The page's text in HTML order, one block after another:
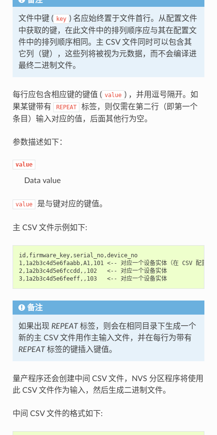
文件中键 ( key ) 名应始终置于文件首行。从配置文件
中获取的键，在此文件中的排列顺序应与其在配置文
件中的排列顺序相同。主 CSV 文件同时可以包含其
它列（键），这些列将被视为元数据，而不会编译进
最终二进制文件。
每行应包含相应键的键值 ( value ) ，并用逗号隔开。如
果某键带有
REPEAT
标签，则仅需在第二行（即第一个
条目）输入对应的值，后面其他行为空。
参数描述如下：
value
Data value
value 是与键对应的键值。
主 CSV 文件示例如下:
id,firmware_key,serial_no,device_no
1,1a2b3c4d5e6faabb,A1,101 <-- 对应一个设备实体（在 CSV 配置文
2,1a2b3c4d5e6fccdd,,102   <-- 对应一个设备实体
3,1a2b3c4d5e6feeff,,103   <-- 对应一个设备实体
备注
如果出现 REPEAT标签，则会在相同目录下生成一个
新的主 CSV 文件用作主输入文件，并在每行为带有
REPEAT标签的键插入键值。
量产程序还会创建中间 CSV 文件，NVS 分区程序将使用
此 CSV 文件作为输入，然后生成二进制文件。
中间 CSV 文件的格式如下: